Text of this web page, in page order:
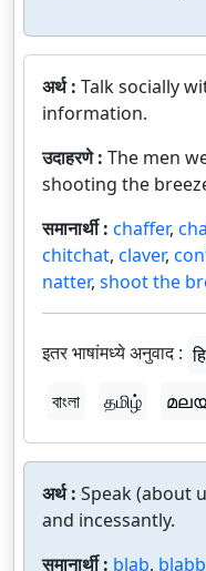
अर्थ : Talk socially
information.
उदाहरणे : The men
shooting the
समानार्थी : chaffer,
chitchat, claver,
natter, shoot the
इतर भाषांमध्ये अनुवाद :
বাংলা
தமிழ்
अर्थ : Speak (about
and incessantly.
समानार्थी : blab,